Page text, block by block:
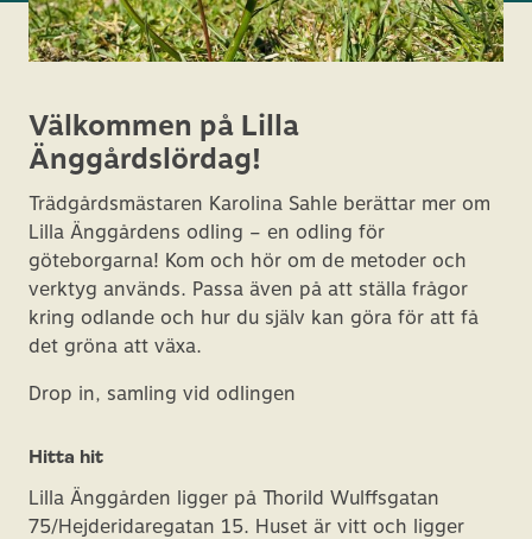
Välkommen på Lilla
Änggårdslördag!
Trädgårdsmästaren Karolina Sahle berättar mer om
Lilla Änggårdens odling – en odling för
göteborgarna! Kom och hör om de metoder och
verktyg används. Passa även på att ställa frågor
kring odlande och hur du själv kan göra för att få
det gröna att växa.
Drop in, samling vid odlingen
Hitta hit
Lilla Änggården ligger på Thorild Wulffsgatan
75/Hejderidaregatan 15. Huset är vitt och ligger